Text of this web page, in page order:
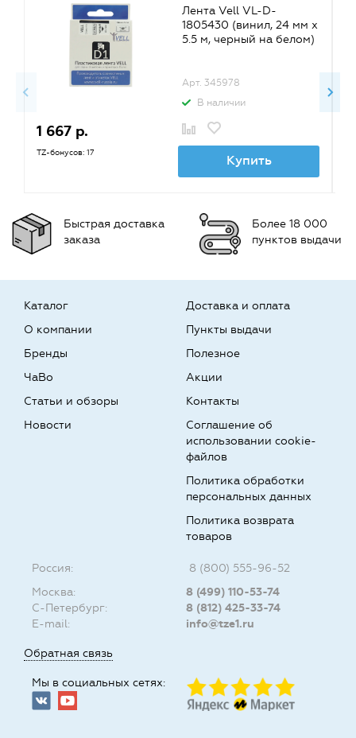
Лента Vell VL-D-
1805430 (винил, 24 мм x
5.5 м, черный на белом)
Арт. 345978
В наличии
1 667 р.
TZ-бонусов: 17 Купить
Быстрая доставка
заказа
Более 18 000
пунктов выдачи
Каталог
О компании
Бренды
Доставка и оплата
Пункты выдачи
Полезное
ЧаВо
Статьи и обзоры
Новости
Акции
Контакты
Соглашение об
использовании cookie-
файлов
Политика обработки
персональных данных
Политика возврата
товаров
Россия:
8 (800) 555-96-52
Москва:
8 (499) 110-53-74
С-Петербург:
8 (812) 425-33-74
E-mail:
info@tze1.ru
Обратная связь
Мы в социальных сетях: